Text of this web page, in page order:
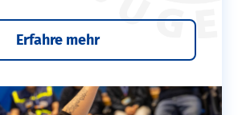
Erfahre mehr